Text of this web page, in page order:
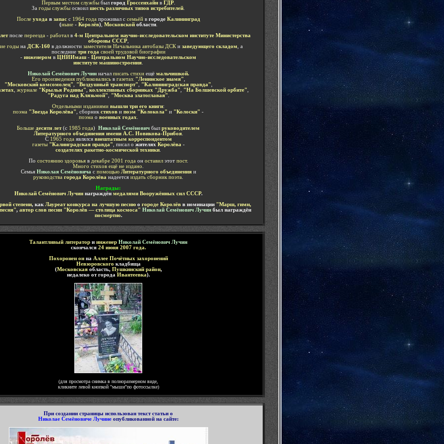
Первым местом службыбылгород Гроссенхайн в ГДР.
За годы службы освоил шесть различных типов истребителей
После ухода в запасс 1964 года проживал с семьёй в городе Калининград
(ныне- Королёв), Московской области.
после переезда - работалв 4-м Центральном научно-исследовательском институте Министерства
обороны СССР,
годы на ДСК-160 в должности заместителя Начальника автобазы ДСК и заведующего складом , а
последние три года своей трудовой биографии
- инженером в ЦНИИмаш - Центральном Научно-исследовательском
институте машиностроения
Николай Семёнович Лучинначал писать стихиещё мальчишкой.
Его произведения публиковалисьв газетах "Ленинское знамя"
"Московский комсомолец"
"Воздушный транспорт" "Калининградская правда"
журнале"Крылья Родины" коллективных сборниках "Дружба" "На Болшевской орбите"
"Радуга над Клязьмой"
"Москва златоглавая"
Отдельными изданиями вышли три его книги:
поэма "Звезда Королёва" , сборник стихов и поэм "Колокола" и "Колоски" -
поэма о военных годах
Больше десяти лет (с 1985 года) Николай Семёнович был руководителем
Литературного объединения имени А.С. Новикова-Прибоя.
С 1965 года являлся внештатным корреспондентом
газеты "Калинградская правда" , писал о жителях Королёва -
создателях ракетно-космической техники
По состоянию здоровья в декабре 2001 года оноставил этотпост.
Много стихов ещё не издано
Семья Николая Семёновича с помощьюЛитературного объединенияи
руководства города Королёва надеется издать сборник поэта
Награды:
Николай Семёнович Лучин награждёнмедалями Вооружённых сил СССР.
степени, какЛауреат конкурса на лучшую песнюо городе Королёвв номинации"Марш, гимн,
, автор слов песни "Королёв — столица космоса" Николай Семёнович Лучин был награждён
посмертно.
Талантливый литератор и инженер Николай Семёнович Лучин
скончался 24 июня 2007 года.
Похоронен онна Аллее Почётных захоронений
Невзоровского кладбища
(Московская область, Пушкинский район,
недалеко от города Ивантеевка).
(для просмотра снимка в полноразмерном виде,
кликните левой кнопкой "мыши"по фотоссылке)
При создании страницы использован текст статьи о
Николае Семёновиче Лучине опубликованной на сайте: